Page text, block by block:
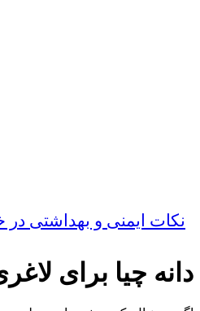
نکات ایمنی و بهداشتی
دانه چیا برای